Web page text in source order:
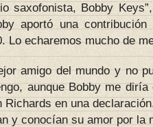
saxofonista, Bobby
aportó una
Lo echaremos mucho de
amigo del mundo y no
aunque Bobby me diría
Richards en una
y conocían su amor por la